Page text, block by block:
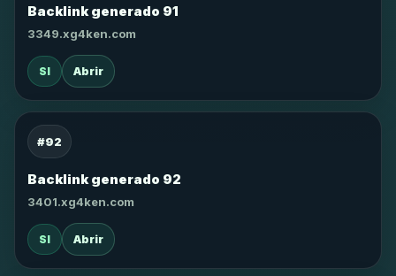
Backlink generado 91
3349.xg4ken.com
SI Abrir
#92
Backlink generado 92
3401.xg4ken.com
SI Abrir